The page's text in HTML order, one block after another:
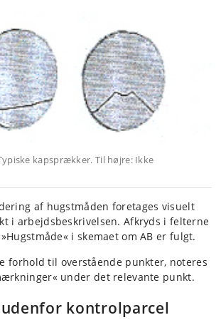
kapsprækker. Til højre: Ikke
af hugstmåden foretages visuelt
i arbejdsbeskrivelsen. Afkryds i felterne
i skemaet om AB er fulgt.
forhold til overstående punkter, noteres
under det relevante punkt.
kontrolparcel